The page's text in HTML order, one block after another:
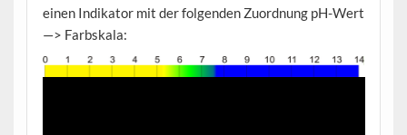
einen Indikator mit der folgenden Zuordnung pH-Wert
—> Farbskala: